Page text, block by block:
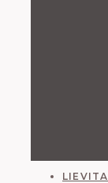
CATEGORIES